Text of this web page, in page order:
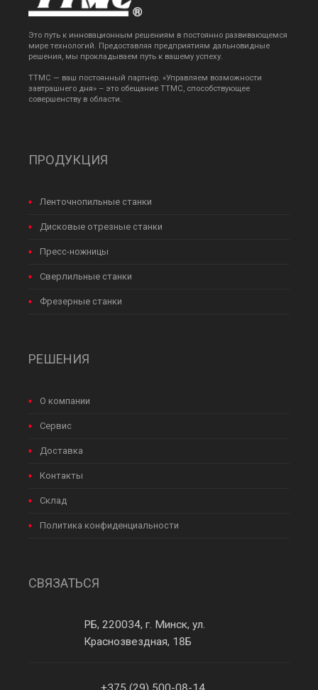
Это путь к инновационным решениям в постоянно развивающемся
мире технологий. Предоставляя предприятиям дальновидные
решения, мы прокладываем путь к вашему успеху.
TTMC — ваш постоянный партнер. «Управляем возможности
завтрашнего дня» – это обещание TTMC, способствующее
совершенству в области.
ПРОДУКЦИЯ
Ленточнопильные станки
Дисковые отрезные станки
Пресс-ножницы
Сверлильные станки
Фрезерные станки
РЕШЕНИЯ
О компании
Сервис
Доставка
Контакты
Склад
Политика конфиденциальности
СВЯЗАТЬСЯ
РБ, 220034, г. Минск, ул.
Краснозвездная, 18Б